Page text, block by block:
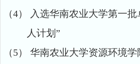
（4）
入选华南农业大学第一批
人计划 ”
（5） 华南农业大学资源环境学